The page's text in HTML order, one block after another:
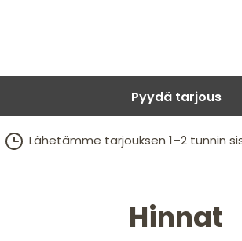
Pyydä tarjous
Lähetämme tarjouksen 1–2 tunnin
Hinnat